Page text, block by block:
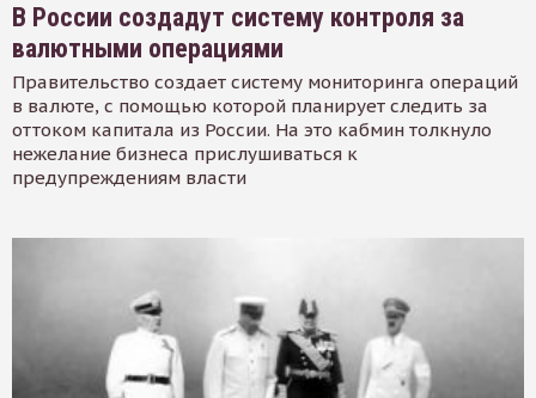
В России создадут систему контроля за
валютными операциями
Правительство создает систему мониторинга операций
в валюте, с помощью которой планирует следить за
оттоком капитала из России. На это кабмин толкнуло
нежелание бизнеса прислушиваться к
предупреждениям власти